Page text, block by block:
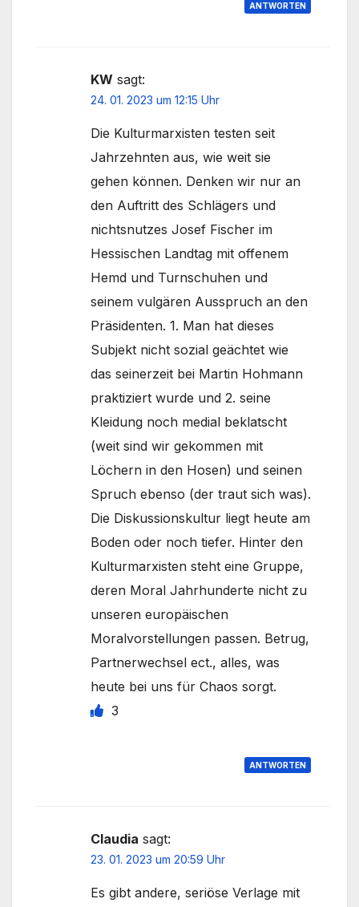
ANTWORTEN
KW sagt:
24. 01. 2023 um 12:15 Uhr
Die Kulturmarxisten testen seit
Jahrzehnten aus, wie weit sie
gehen können. Denken wir nur an
den Auftritt des Schlägers und
nichtsnutzes Josef Fischer im
Hessischen Landtag mit offenem
Hemd und Turnschuhen und
seinem vulgären Ausspruch an den
Präsidenten. 1. Man hat dieses
Subjekt nicht sozial geächtet wie
das seinerzeit bei Martin Hohmann
praktiziert wurde und 2. seine
Kleidung noch medial beklatscht
(weit sind wir gekommen mit
Löchern in den Hosen) und seinen
Spruch ebenso (der traut sich was).
Die Diskussionskultur liegt heute am
Boden oder noch tiefer. Hinter den
Kulturmarxisten steht eine Gruppe,
deren Moral Jahrhunderte nicht zu
unseren europäischen
Moralvorstellungen passen. Betrug,
Partnerwechsel ect., alles, was
heute bei uns für Chaos sorgt.
3
ANTWORTEN
Claudia sagt:
23. 01. 2023 um 20:59 Uhr
Es gibt andere, seriöse Verlage mit